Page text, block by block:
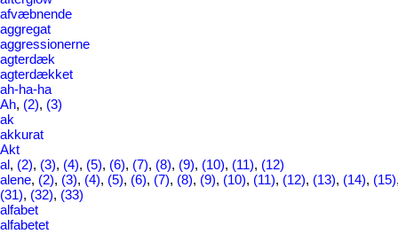
afvæbnende
aggregat
aggressionerne
agterdæk
agterdækket
ah-ha-ha
Ah, (2), (3)
ak
akkurat
Akt
al, (2), (3), (4), (5), (6), (7), (8), (9), (10), (11), (12)
alene, (2), (3), (4), (5), (6), (7), (8), (9), (10), (11), (12), (13), (14), (15)
(31), (32), (33)
alfabet
alfabetet